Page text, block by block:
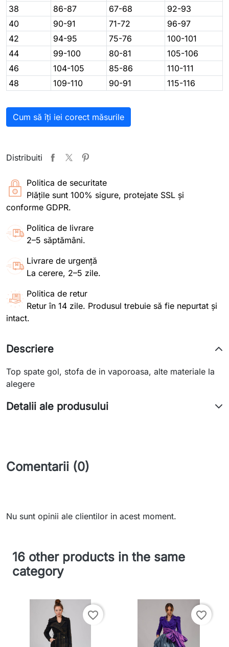
38
86-87 67-68
92-93
40
90-91 71-72
96-97
42
94-95 75-76
100-101
44
99-100 80-81
105-106
46
104-105 85-86
110-111
48
109-110 90-91 115-116
Cum să îți iei corect măsurile
Distribuiti
Politica de securitate
Plățile sunt 100% sigure, protejate SSL și
conforme GDPR.
Politica de livrare
2–5 săptămâni.
Livrare de urgență
La cerere, 2–5 zile.
Politica de retur
Retur în 14 zile. Produsul trebuie să fie nepurtat și
intact.
Descriere
Top spate gol, stofa de in vaporoasa, alte materiale la
alegere
Detalii ale produsului
Comentarii (0)
Nu sunt opinii ale clientilor in acest moment.
16 other products in the same
category
favorite_border favorite_border